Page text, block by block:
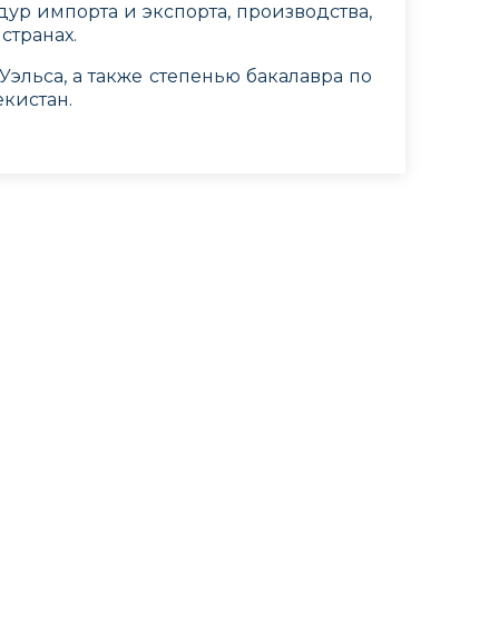
импорта и экспорта, производства,
а также степенью бакалавра по